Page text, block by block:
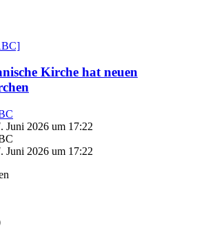
Kirche hat neuen
Juni 2026 um 17:22
Juni 2026 um 17:22